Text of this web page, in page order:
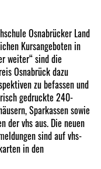
Osnabrücker Land
Kursangeboten in
weiter“ sind die
Osnabrück dazu
zu befassen und
gedruckte 240-
Sparkassen sowie
der vhs aus. Die neuen
sind auf vhs-
in den